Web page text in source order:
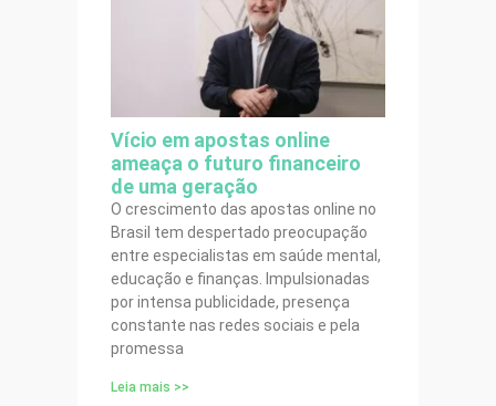
Vício em apostas online
ameaça o futuro financeiro
de uma geração
O crescimento das apostas online no
Brasil tem despertado preocupação
entre especialistas em saúde mental,
educação e finanças. Impulsionadas
por intensa publicidade, presença
constante nas redes sociais e pela
promessa
Leia mais >>